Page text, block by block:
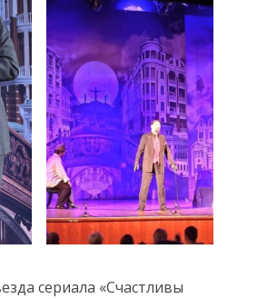
сериала «Счастливы